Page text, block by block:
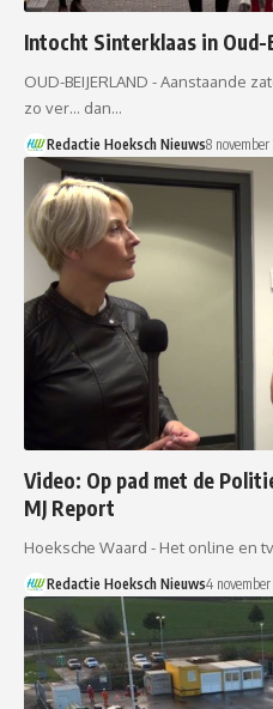
Intocht Sinterklaas in
OUD-BEIJERLAND - Aanstaande
zo ver… dan…
Redactie Hoeksch Nieuws8 november
Video: Op pad met de
MJ Report
Hoeksche Waard - Het online en
Redactie Hoeksch Nieuws4